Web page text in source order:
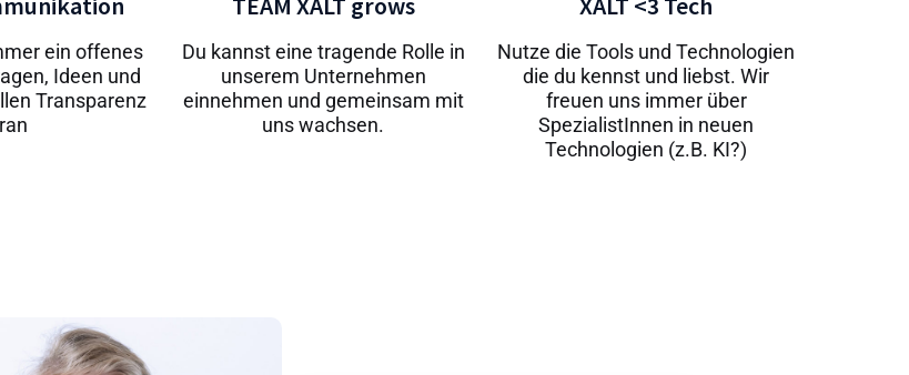
ein offenes
Ideen und
Transparenz
Du kannst eine tragende Rolle in
unserem Unternehmen
einnehmen und gemeinsam mit
uns wachsen.
Nutze die Tools und Technologien
die du kennst und liebst. Wir
freuen uns immer über
SpezialistInnen in neuen
Technologien (z.B. KI?)